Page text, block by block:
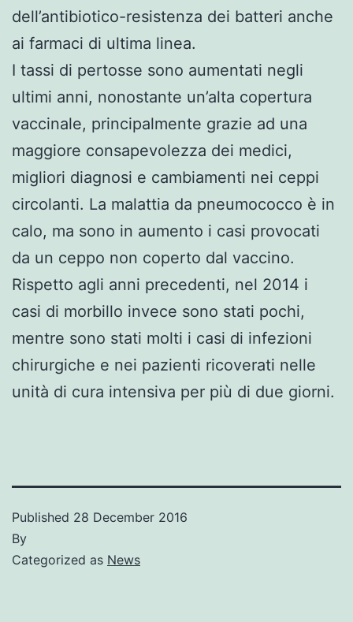
dell’antibiotico-resistenza dei batteri anche
ai farmaci di ultima linea.
I tassi di pertosse sono aumentati negli
ultimi anni, nonostante un’alta copertura
vaccinale, principalmente grazie ad una
maggiore consapevolezza dei medici,
migliori diagnosi e cambiamenti nei ceppi
circolanti. La malattia da pneumococco è in
calo, ma sono in aumento i casi provocati
da un ceppo non coperto dal vaccino.
Rispetto agli anni precedenti, nel 2014 i
casi di morbillo invece sono stati pochi,
mentre sono stati molti i casi di infezioni
chirurgiche e nei pazienti ricoverati nelle
unità di cura intensiva per più di due giorni.
Published 28 December 2016
By
Categorized as News